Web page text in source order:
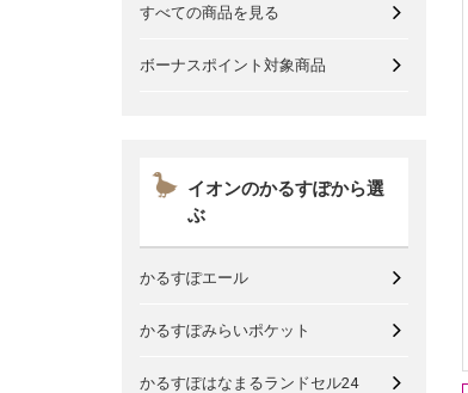
すべての商品を見る
ボーナスポイント対象商品
イオンのかるすぽから選
ぶ
かるすぽエール
かるすぽみらいポケット
かるすぽはなまるランドセル24